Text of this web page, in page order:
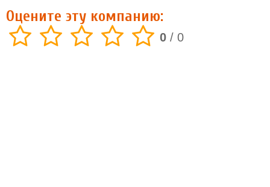
Оцените эту компанию:
0 / 0